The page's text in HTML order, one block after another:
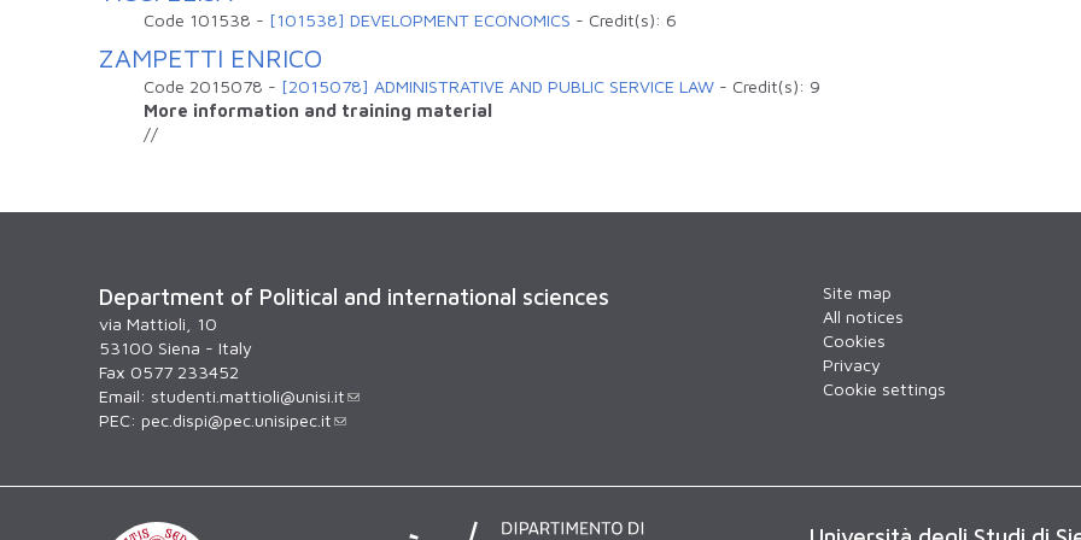
Code 101538 - [101538] DEVELOPMENT ECONOMICS - Credit(s): 6
ZAMPETTI ENRICO
Code 2015078 - [2015078] ADMINISTRATIVE AND PUBLIC SERVICE LAW - Credit(s): 9
More information and training material
//
Department of Political and international sciences
via Mattioli, 10
53100 Siena - Italy
Fax 0577 233452
Email: studenti.mattioli@unisi.it
PEC: pec.dispi@pec.unisipec.it
Site map
All notices
Cookies
Privacy
Cookie settings